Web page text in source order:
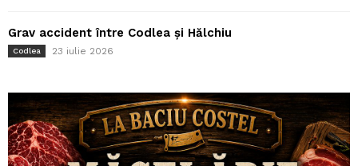
Grav accident între Codlea și Hălchiu
Codlea 23 iulie 2026